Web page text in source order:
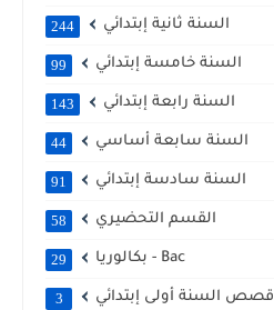
السنة ثانية إبتدائي 244
السنة خامسة إبتدائي 99
السنة رابعة إبتدائي 143
السنة سابعة أساسي 44
السنة سادسة إبتدائي 91
القسم التحضيري 58
بكالوريا - Bac 29
قصص السنة أولى إبتدائي 3